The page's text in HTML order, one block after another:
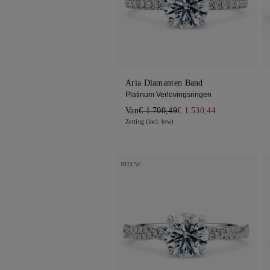
Trilogie
Aria Diamanten Band
Platinum Verlovingsringen
Van€ 1.700,49€ 1.530,44
Zetting (incl. btw)
NIEUW